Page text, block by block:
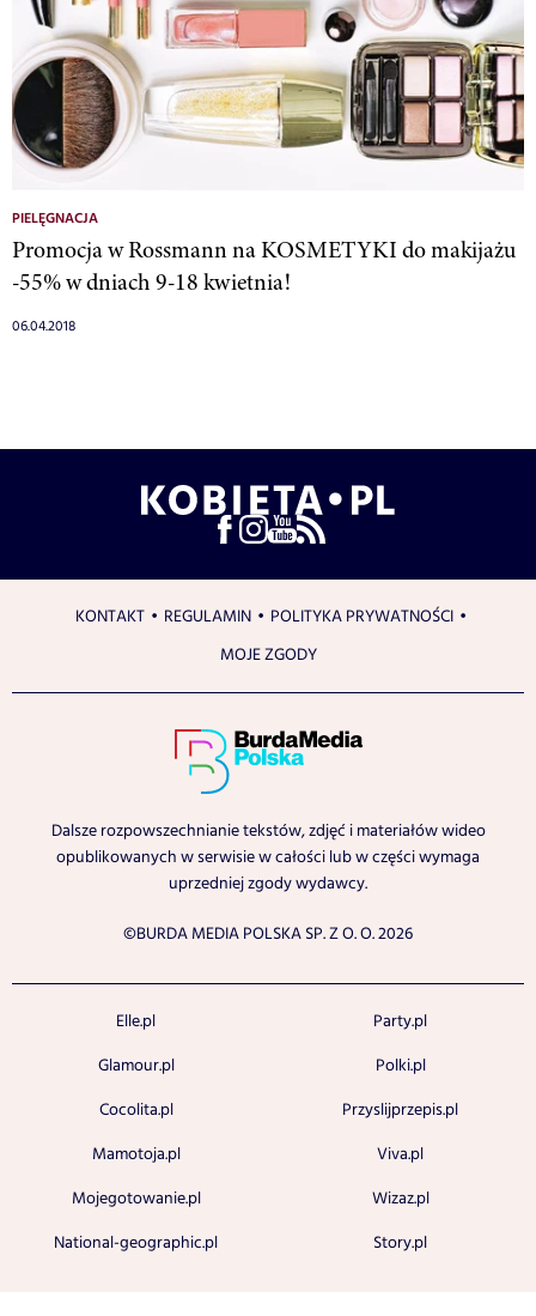
PIELĘGNACJA
Promocja w Rossmann na KOSMETYKI do makijażu
-55% w dniach 9-18 kwietnia!
06.04.2018
KONTAKT REGULAMIN
POLITYKA PRYWATNOŚCI
MOJE ZGODY
Dalsze rozpowszechnianie tekstów, zdjęć i materiałów wideo
opublikowanych w serwisie w całości lub w części wymaga
uprzedniej zgody wydawcy.
©BURDA MEDIA POLSKA SP. Z O. O. 2026
Elle.pl
Glamour.pl
Cocolita.pl
Mamotoja.pl
Mojegotowanie.pl
National-geographic.pl
Party.pl
Polki.pl
Przyslijprzepis.pl
Viva.pl
Wizaz.pl
Story.pl